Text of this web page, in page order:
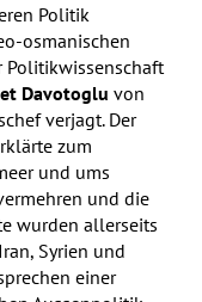
Politik
osmanischen
Politikwissenschaft
Davotoglu von
verjagt. Der
zum
und ums
und die
wurden allerseits
Syrien und
einer